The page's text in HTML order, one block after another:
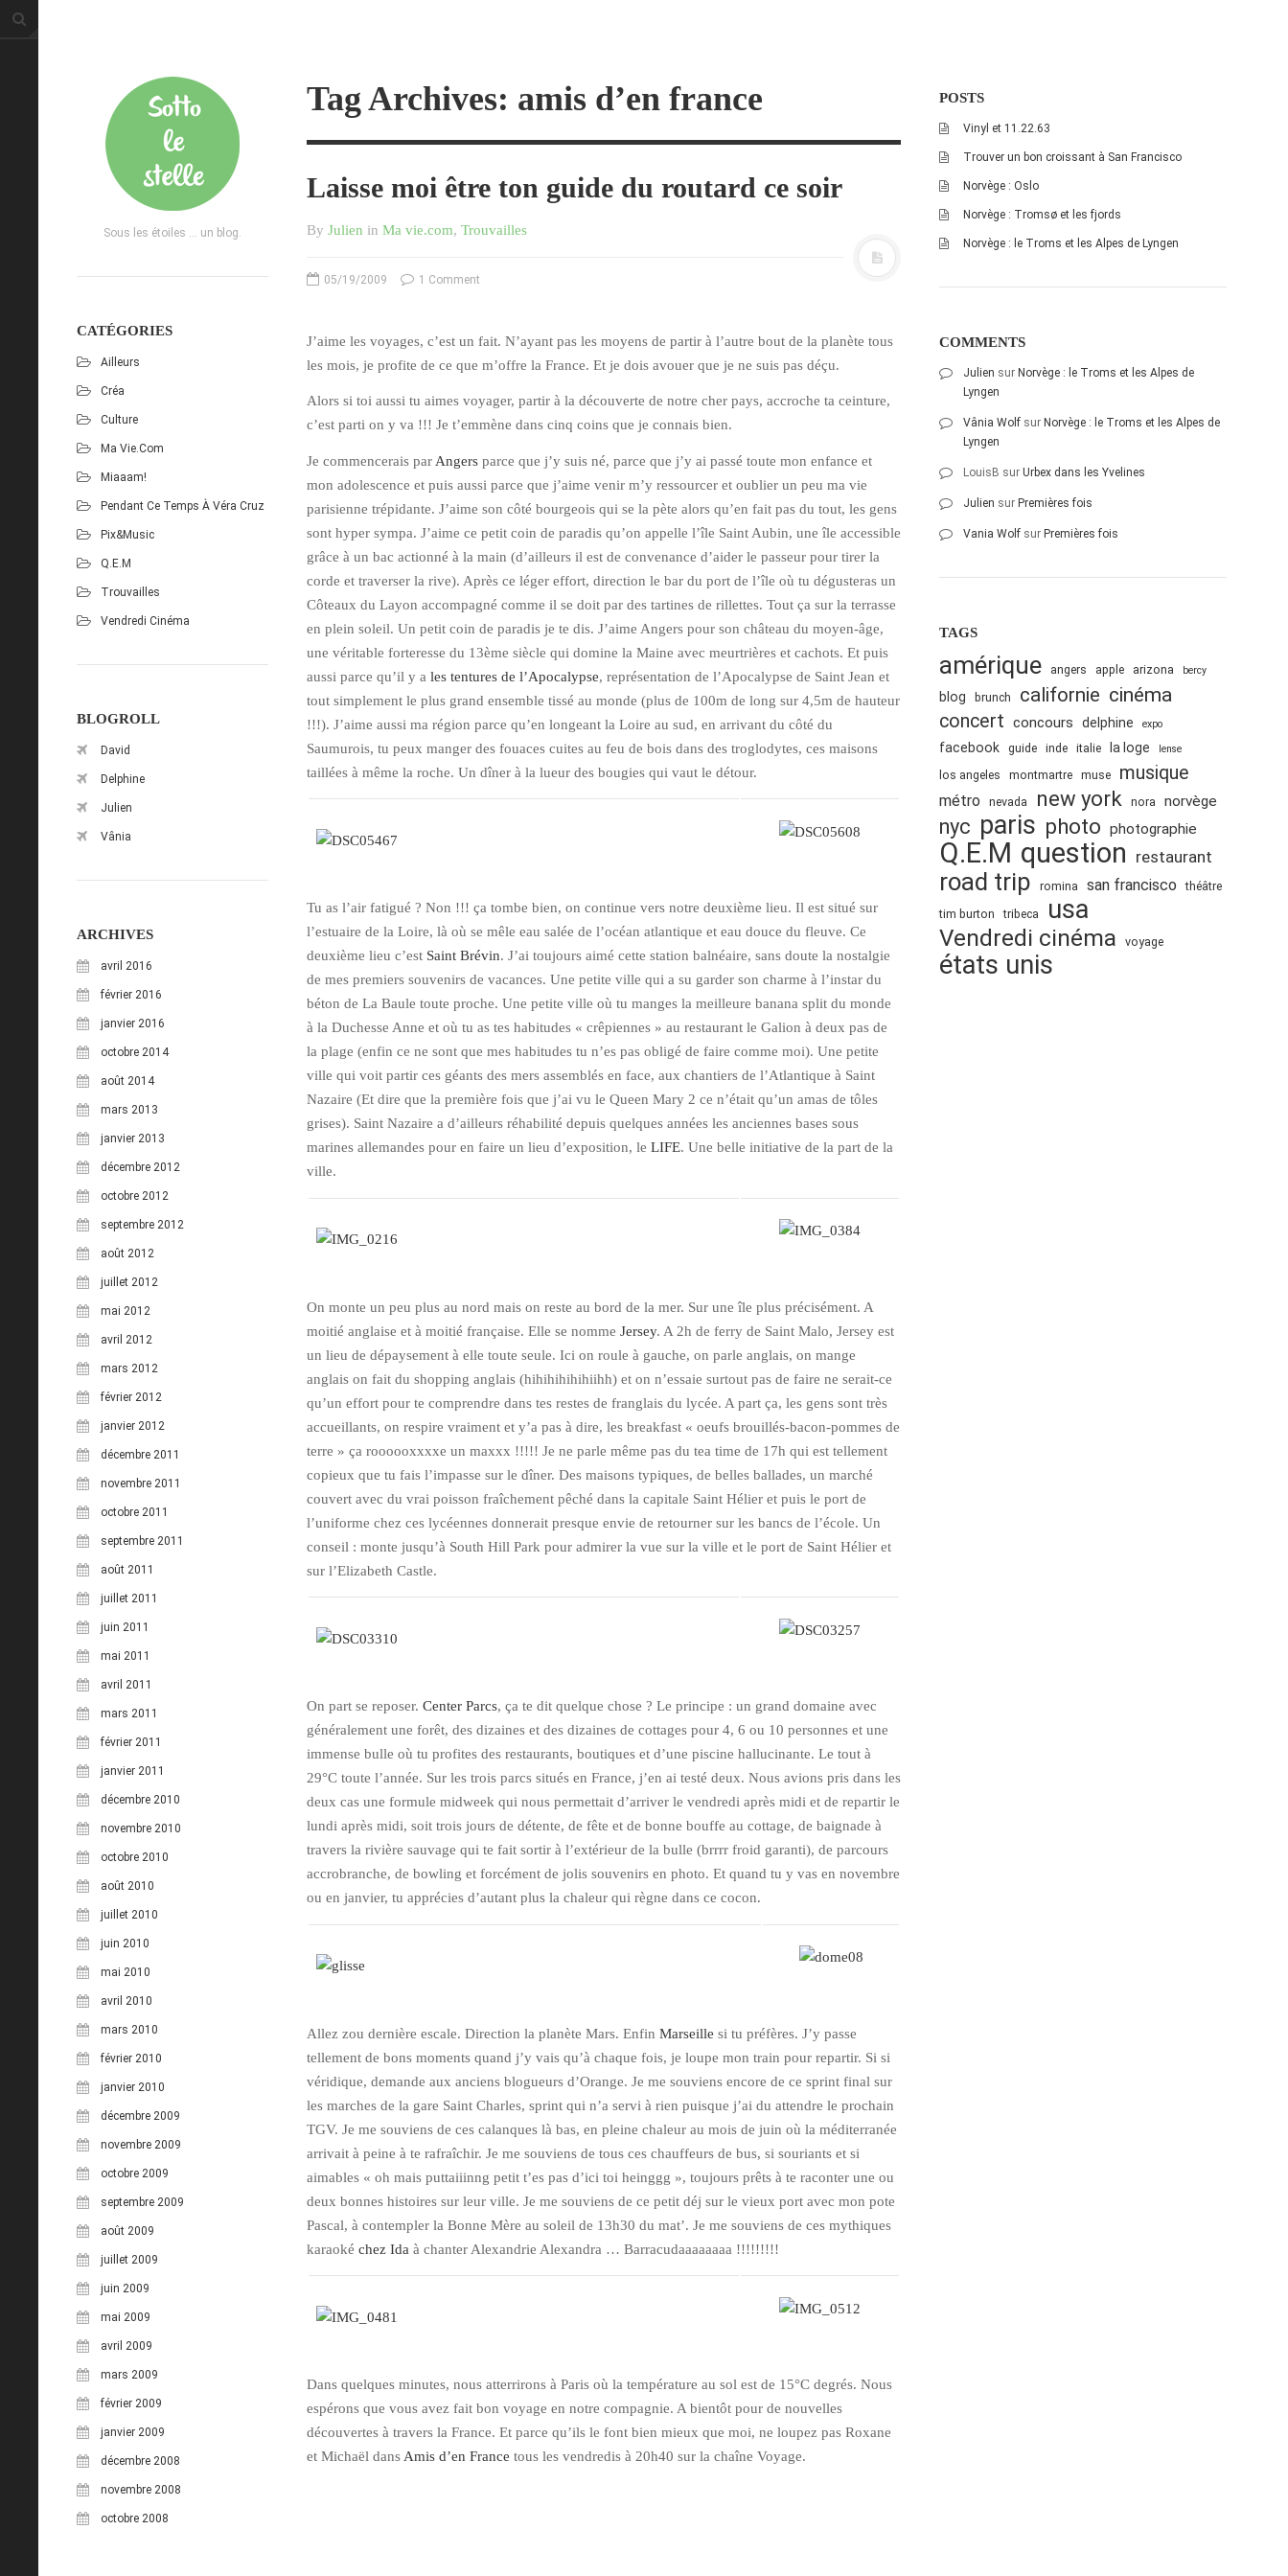
Sous les étoiles ... un blog.
CATÉGORIES
Ailleurs
Créa
Culture
Ma Vie.com
Miaaam!
Pendant Ce Temps À Véra Cruz
Pix&Music
Q.E.M
Trouvailles
Vendredi Cinéma
BLOGROLL
David
Delphine
Julien
Vânia
ARCHIVES
avril 2016
février 2016
janvier 2016
octobre 2014
août 2014
mars 2013
janvier 2013
décembre 2012
octobre 2012
septembre 2012
août 2012
juillet 2012
mai 2012
avril 2012
mars 2012
février 2012
janvier 2012
décembre 2011
novembre 2011
octobre 2011
septembre 2011
août 2011
juillet 2011
juin 2011
mai 2011
avril 2011
mars 2011
février 2011
janvier 2011
décembre 2010
novembre 2010
octobre 2010
août 2010
juillet 2010
juin 2010
mai 2010
avril 2010
mars 2010
février 2010
janvier 2010
décembre 2009
novembre 2009
octobre 2009
septembre 2009
août 2009
juillet 2009
juin 2009
mai 2009
avril 2009
mars 2009
février 2009
janvier 2009
décembre 2008
novembre 2008
octobre 2008
Tag Archives: amis d’en france
Laisse moi être ton guide du routard ce soir
By Julien in Ma vie.com, Trouvailles
05/19/2009 1 Comment
J’aime les voyages, c’est un fait. N’ayant pas les moyens de partir à l’autre bout de la planète tous
les mois, je profite de ce que m’offre la France. Et je dois avouer que je ne suis pas déçu.
Alors si toi aussi tu aimes voyager, partir à la découverte de notre cher pays, accroche ta ceinture,
c’est parti on y va !!! Je t’emmène dans cinq coins que je connais bien.
Je commencerais par Angers parce que j’y suis né, parce que j’y ai passé toute mon enfance et
mon adolescence et puis aussi parce que j’aime venir m’y ressourcer et oublier un peu ma vie
parisienne trépidante. J’aime son côté bourgeois qui se la pète alors qu’en fait pas du tout, les gens
sont hyper sympa. J’aime ce petit coin de paradis qu’on appelle l’île Saint Aubin, une île accessible
grâce à un bac actionné à la main (d’ailleurs il est de convenance d’aider le passeur pour tirer la
corde et traverser la rive). Après ce léger effort, direction le bar du port de l’île où tu dégusteras un
Côteaux du Layon accompagné comme il se doit par des tartines de rillettes. Tout ça sur la terrasse
en plein soleil. Un petit coin de paradis je te dis. J’aime Angers pour son château du moyen-âge,
une véritable forteresse du 13ème siècle qui domine la Maine avec meurtrières et cachots. Et puis
aussi parce qu’il y a les tentures de l’Apocalypse, représentation de l’Apocalypse de Saint Jean et
tout simplement le plus grand ensemble tissé au monde (plus de 100m de long sur 4,5m de hauteur
!!!). J’aime aussi ma région parce qu’en longeant la Loire au sud, en arrivant du côté du
Saumurois, tu peux manger des fouaces cuites au feu de bois dans des troglodytes, ces maisons
taillées à même la roche. Un dîner à la lueur des bougies qui vaut le détour.
Tu as l’air fatigué ? Non !!! ça tombe bien, on continue vers notre deuxième lieu. Il est situé sur
l’estuaire de la Loire, là où se mêle eau salée de l’océan atlantique et eau douce du fleuve. Ce
deuxième lieu c’est Saint Brévin. J’ai toujours aimé cette station balnéaire, sans doute la nostalgie
de mes premiers souvenirs de vacances. Une petite ville qui a su garder son charme à l’instar du
béton de La Baule toute proche. Une petite ville où tu manges la meilleure banana split du monde
à la Duchesse Anne et où tu as tes habitudes « crêpiennes » au restaurant le Galion à deux pas de
la plage (enfin ce ne sont que mes habitudes tu n’es pas obligé de faire comme moi). Une petite
ville qui voit partir ces géants des mers assemblés en face, aux chantiers de l’Atlantique à Saint
Nazaire (Et dire que la première fois que j’ai vu le Queen Mary 2 ce n’était qu’un amas de tôles
grises). Saint Nazaire a d’ailleurs réhabilité depuis quelques années les anciennes bases sous
marines allemandes pour en faire un lieu d’exposition, le LIFE. Une belle initiative de la part de la
ville.
On monte un peu plus au nord mais on reste au bord de la mer. Sur une île plus précisément. A
moitié anglaise et à moitié française. Elle se nomme Jersey. A 2h de ferry de Saint Malo, Jersey est
un lieu de dépaysement à elle toute seule. Ici on roule à gauche, on parle anglais, on mange
anglais on fait du shopping anglais (hihihihihihiihh) et on n’essaie surtout pas de faire ne serait-ce
qu’un effort pour te comprendre dans tes restes de franglais du lycée. A part ça, les gens sont très
accueillants, on respire vraiment et y’a pas à dire, les breakfast « oeufs brouillés-bacon-pommes de
terre » ça roooooxxxxe un maxxx !!!!! Je ne parle même pas du tea time de 17h qui est tellement
copieux que tu fais l’impasse sur le dîner. Des maisons typiques, de belles ballades, un marché
couvert avec du vrai poisson fraîchement pêché dans la capitale Saint Hélier et puis le port de
l’uniforme chez ces lycéennes donnerait presque envie de retourner sur les bancs de l’école. Un
conseil : monte jusqu’à South Hill Park pour admirer la vue sur la ville et le port de Saint Hélier et
sur l’Elizabeth Castle.
On part se reposer. Center Parcs, ça te dit quelque chose ? Le principe : un grand domaine avec
généralement une forêt, des dizaines et des dizaines de cottages pour 4, 6 ou 10 personnes et une
immense bulle où tu profites des restaurants, boutiques et d’une piscine hallucinante. Le tout à
29°C toute l’année. Sur les trois parcs situés en France, j’en ai testé deux. Nous avions pris dans les
deux cas une formule midweek qui nous permettait d’arriver le vendredi après midi et de repartir le
lundi après midi, soit trois jours de détente, de fête et de bonne bouffe au cottage, de baignade à
travers la rivière sauvage qui te fait sortir à l’extérieur de la bulle (brrrr froid garanti), de parcours
accrobranche, de bowling et forcément de jolis souvenirs en photo. Et quand tu y vas en novembre
ou en janvier, tu apprécies d’autant plus la chaleur qui règne dans ce cocon.
Allez zou dernière escale. Direction la planète Mars. Enfin Marseille si tu préfères. J’y passe
tellement de bons moments quand j’y vais qu’à chaque fois, je loupe mon train pour repartir. Si si
véridique, demande aux anciens blogueurs d’Orange. Je me souviens encore de ce sprint final sur
les marches de la gare Saint Charles, sprint qui n’a servi à rien puisque j’ai du attendre le prochain
TGV. Je me souviens de ces calanques là bas, en pleine chaleur au mois de juin où la méditerranée
arrivait à peine à te rafraîchir. Je me souviens de tous ces chauffeurs de bus, si souriants et si
aimables « oh mais puttaiiinng petit t’es pas d’ici toi heinggg », toujours prêts à te raconter une ou
deux bonnes histoires sur leur ville. Je me souviens de ce petit déj sur le vieux port avec mon pote
Pascal, à contempler la Bonne Mère au soleil de 13h30 du mat’. Je me souviens de ces mythiques
karaoké chez Ida à chanter Alexandrie Alexandra … Barracudaaaaaaaa !!!!!!!!!
Dans quelques minutes, nous atterrirons à Paris où la température au sol est de 15°C degrés. Nous
espérons que vous avez fait bon voyage en notre compagnie. A bientôt pour de nouvelles
découvertes à travers la France. Et parce qu’ils le font bien mieux que moi, ne loupez pas Roxane
et Michaël dans Amis d’en France tous les vendredis à 20h40 sur la chaîne Voyage.
POSTS
Vinyl et 11.22.63
Trouver un bon croissant à San Francisco
Norvège : Oslo
Norvège : Tromsø et les fjords
Norvège : le Troms et les Alpes de Lyngen
COMMENTS
Julien sur Norvège : le Troms et les Alpes de
Lyngen
Vânia Wolf sur Norvège : le Troms et les Alpes de
Lyngen
LouisB sur Urbex dans les Yvelines
Julien sur Premières fois
Vania Wolf sur Premières fois
TAGS
amérique angers apple arizona bercy
blog brunch californie cinéma
concert concours delphine expo
facebook guide inde italie la loge lense
los angeles montmartre muse musique
métro nevada new york nora norvège
nyc paris photo photographie
Q.E.M question restaurant
road trip romina san francisco théâtre
tim burton
tribeca usa
Vendredi cinéma voyage
états unis